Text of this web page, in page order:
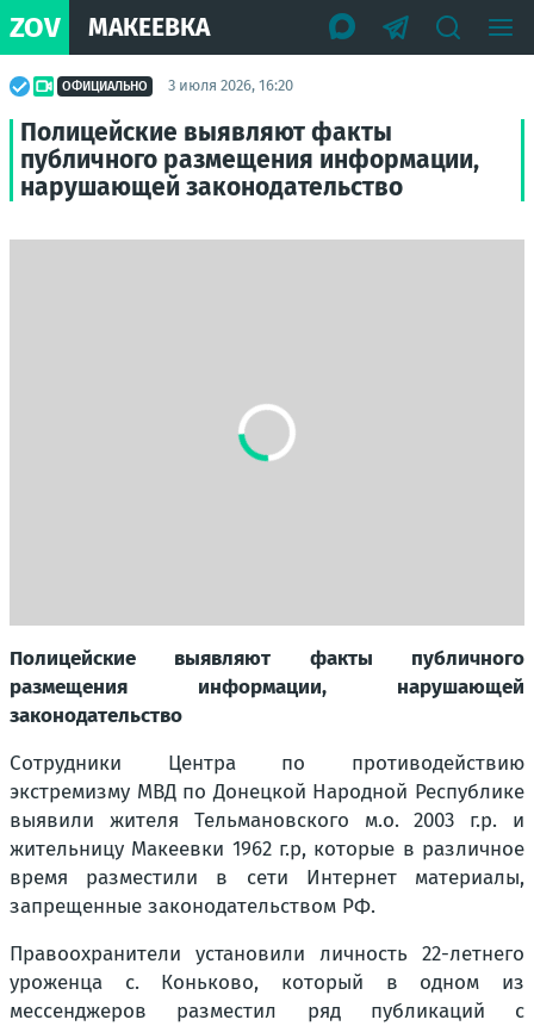
ZOV МАКЕЕВКА
ОФИЦИАЛЬНО 3 июля 2026, 16:20
Полицейские выявляют факты
публичного размещения информации,
нарушающей законодательство
Полицейские выявляют факты публичного
размещения информации, нарушающей
законодательство
Сотрудники Центра по противодействию
экстремизму МВД по Донецкой Народной Республике
выявили жителя Тельмановского м.о. 2003 г.р. и
жительницу Макеевки 1962 г.р, которые в различное
время разместили в сети Интернет материалы,
запрещенные законодательством РФ.
Правоохранители установили личность 22-летнего
уроженца с. Коньково, который в одном из
мессенджеров разместил ряд публикаций с